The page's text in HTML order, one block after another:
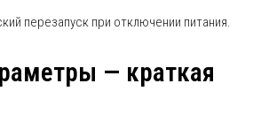
перезапуск при отключении питания.
— краткая